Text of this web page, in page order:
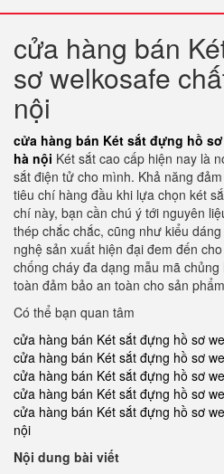
cửa hàng bán
sơ welkosafe
nội
cửa hàng bán Két sắt đựng hồ
hà nội Két sắt cao cấp hiện nay là
sắt điện tử cho mình. Khả năng
tiêu chí hàng đầu khi lựa chọn két
chí này, bạn cần chú ý tới nguyên
thép chắc chắc, cũng như kiểu
nghệ sản xuất hiện đại đem đến
chống cháy đa dạng mẫu mã
toàn đảm bảo an toàn cho sản
Có thể bạn quan tâm
cửa hàng bán Két sắt đựng hồ sơ
cửa hàng bán Két sắt đựng hồ sơ
cửa hàng bán Két sắt đựng hồ sơ
cửa hàng bán Két sắt đựng hồ sơ
cửa hàng bán Két sắt đựng hồ sơ
nội
Nội dung bài viết